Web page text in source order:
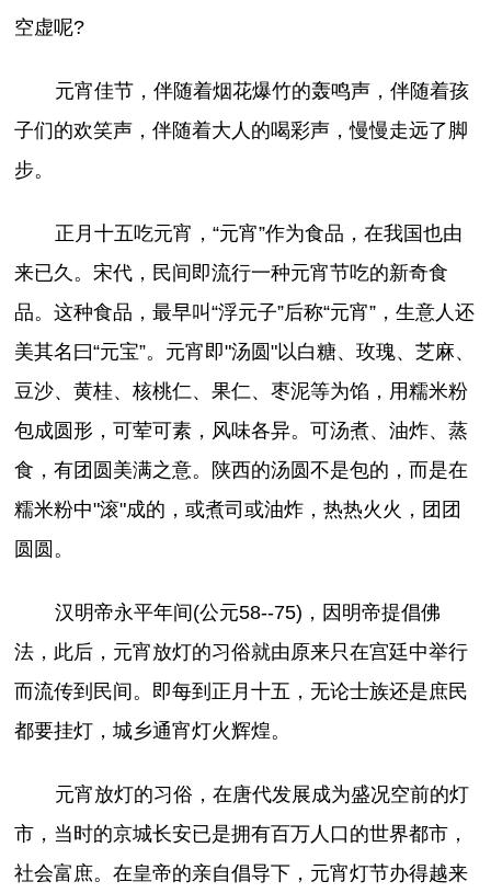
空虚呢?
元宵佳节，伴随着烟花爆竹的轰鸣声，伴随着孩
子们的欢笑声，伴随着大人的喝彩声，慢慢走远了脚
步。
正月十五吃元宵，“元宵”作为食品，在我国也由
来已久。宋代，民间即流行一种元宵节吃的新奇食
品。这种食品，最早叫“浮元子”后称“元宵”，生意人还
美其名曰“元宝”。元宵即"汤圆"以白糖、玫瑰、芝麻、
豆沙、黄桂、核桃仁、果仁、枣泥等为馅，用糯米粉
包成圆形，可荤可素，风味各异。可汤煮、油炸、蒸
食，有团圆美满之意。陕西的汤圆不是包的，而是在
糯米粉中"滚"成的，或煮司或油炸，热热火火，团团
圆圆。
汉明帝永平年间(公元58--75)，因明帝提倡佛
法，此后，元宵放灯的习俗就由原来只在宫廷中举行
而流传到民间。即每到正月十五，无论士族还是庶民
都要挂灯，城乡通宵灯火辉煌。
元宵放灯的习俗，在唐代发展成为盛况空前的灯
市，当时的京城长安已是拥有百万人口的世界都市，
社会富庶。在皇帝的亲自倡导下，元宵灯节办得越来